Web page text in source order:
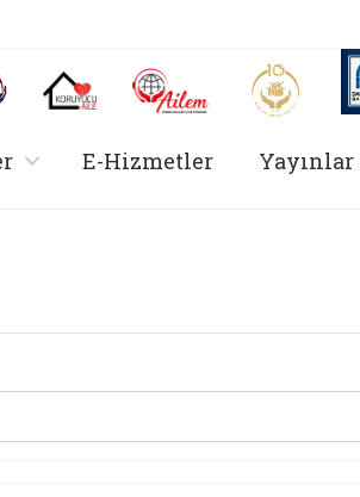
açılır)
Alo 144 (yeni sekmede açılır)Koruyucu Aile (yeni sekmede açılır)
AİLEM İletişim Aile ve
, alt menü içerir
E-Hizmetler Yayınlar